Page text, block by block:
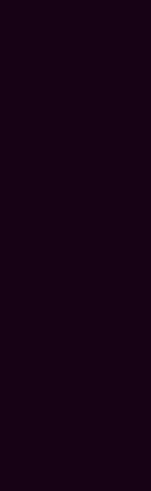
ravies de
avec les
choix